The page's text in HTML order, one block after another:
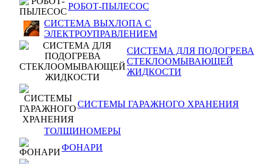
РОБОТ-ПЫЛЕСОС
СИСТЕМА ВЫХЛОПА С
ЭЛЕКТРОУПРАВЛЕНИЕМ
СИСТЕМА ДЛЯ ПОДОГРЕВА
СТЕКЛООМЫВАЮЩЕЙ
ЖИДКОСТИ
СИСТЕМЫ ГАРАЖНОГО ХРАНЕНИЯ
ТОЛЩИНОМЕРЫ
ФОНАРИ